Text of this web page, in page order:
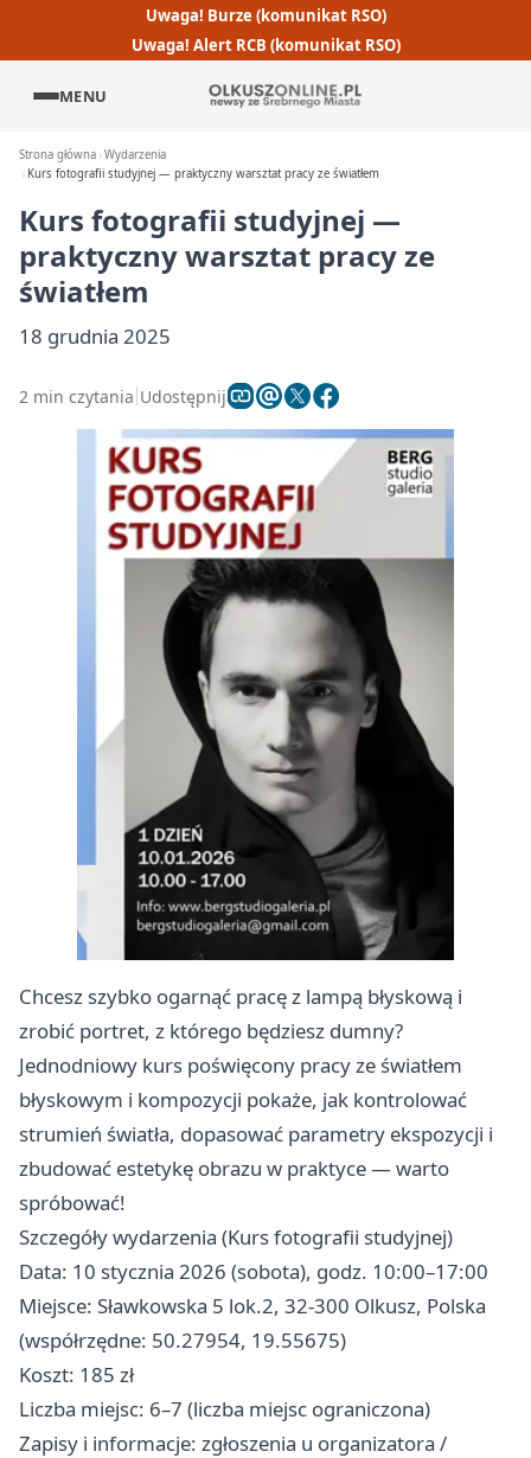
Uwaga! Burze (komunikat RSO)
Uwaga! Alert RCB (komunikat RSO)
MENU
Strona główna Wydarzenia
Kurs fotografii studyjnej — praktyczny warsztat pracy ze światłem
Kurs fotografii studyjnej —
praktyczny warsztat pracy ze
światłem
18 grudnia 2025
2 min czytania Udostępnij
Chcesz szybko ogarnąć pracę z lampą błyskową i
zrobić portret, z którego będziesz dumny?
Jednodniowy kurs poświęcony pracy ze światłem
błyskowym i kompozycji pokaże, jak kontrolować
strumień światła, dopasować parametry ekspozycji i
zbudować estetykę obrazu w praktyce — warto
spróbować!
Szczegóły wydarzenia (Kurs fotografii studyjnej)
Data: 10 stycznia 2026 (sobota), godz. 10:00–17:00
Miejsce: Sławkowska 5 lok.2, 32-300 Olkusz, Polska
(współrzędne: 50.27954, 19.55675)
Koszt: 185 zł
Liczba miejsc: 6–7 (liczba miejsc ograniczona)
Zapisy i informacje: zgłoszenia u organizatora /